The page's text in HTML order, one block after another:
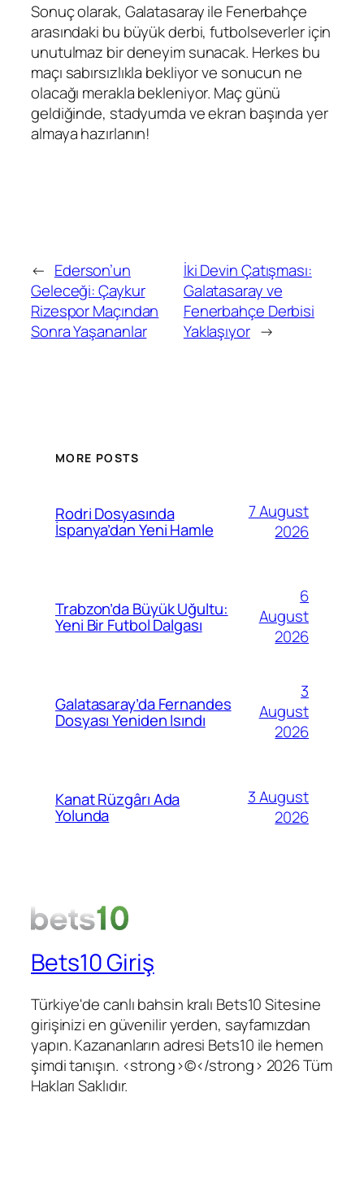
Sonuç olarak, Galatasaray ile Fenerbahçe
arasındaki bu büyük derbi, futbolseverler için
unutulmaz bir deneyim sunacak. Herkes bu
maçı sabırsızlıkla bekliyor ve sonucun ne
olacağı merakla bekleniyor. Maç günü
geldiğinde, stadyumda ve ekran başında yer
almaya hazırlanın!
← Ederson’un
Geleceği: Çaykur
Rizespor Maçından
Sonra Yaşananlar
İki Devin Çatışması:
Galatasaray ve
Fenerbahçe Derbisi
Yaklaşıyor →
MORE POSTS
Rodri Dosyasında
İspanya’dan Yeni Hamle
7 August
2026
Trabzon’da Büyük Uğultu:
Yeni Bir Futbol Dalgası
6
August
2026
Galatasaray’da Fernandes
Dosyası Yeniden Isındı
3
August
2026
Kanat Rüzgârı Ada
Yolunda
3 August
2026
Bets10 Giriş
Türkiye'de canlı bahsin kralı Bets10 Sitesine
girişinizi en güvenilir yerden, sayfamızdan
yapın. Kazananların adresi Bets10 ile hemen
şimdi tanışın. <strong>©</strong> 2026 Tüm
Hakları Saklıdır.